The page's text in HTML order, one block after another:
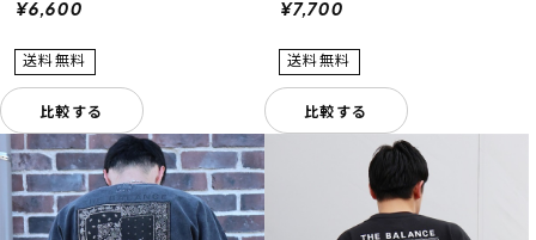
¥6,600
比較する
¥7,700
比較する